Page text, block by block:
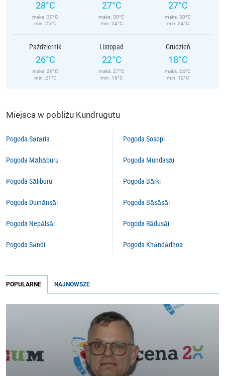
28°C
maks. 30°C
min. 25°C
27°C
maks. 30°C
min. 24°C
27°C
maks. 30°C
min. 24°C
Październik
26°C
maks. 29°C
min. 21°C
Listopad
22°C
maks. 27°C
min. 16°C
Grudzień
18°C
maks. 24°C
min. 12°C
Miejsca w pobliżu Kundrugutu
Pogoda Sārāria
Pogoda Māhāburu
Pogoda Sāliburu
Pogoda Duinānsāi
Pogoda Nepālsāi
Pogoda Sāndi
Pogoda Sosopi
Pogoda Mundasāi
Pogoda Bārki
Pogoda Bāsāsāi
Pogoda Rādusāi
Pogoda Khāndādhoa
POPULARNE NAJNOWSZE